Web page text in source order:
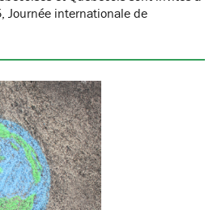
Journée internationale de